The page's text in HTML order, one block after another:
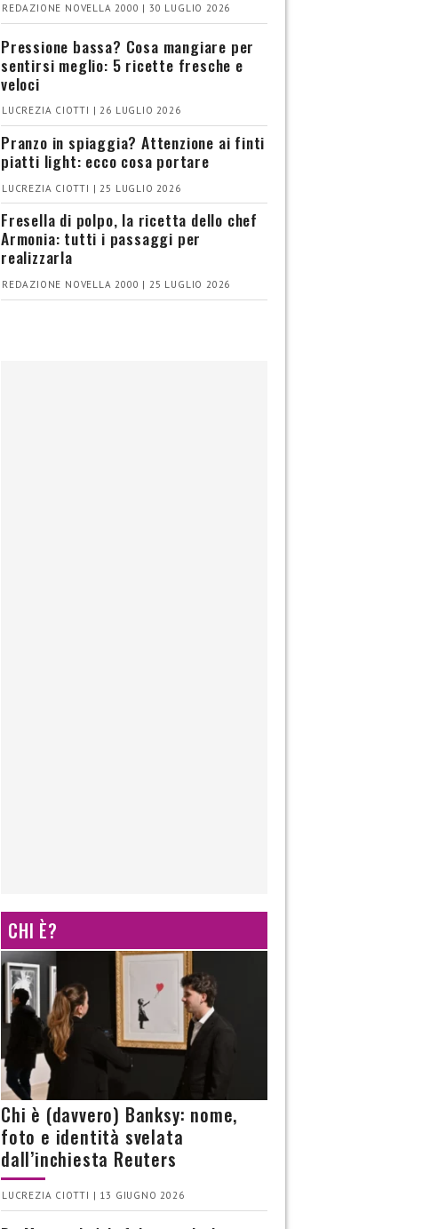
REDAZIONE NOVELLA 2000 | 30 LUGLIO 2026
Pressione bassa? Cosa mangiare per
sentirsi meglio: 5 ricette fresche e
veloci
LUCREZIA CIOTTI | 26 LUGLIO 2026
Pranzo in spiaggia? Attenzione ai finti
piatti light: ecco cosa portare
LUCREZIA CIOTTI | 25 LUGLIO 2026
Fresella di polpo, la ricetta dello chef
Armonia: tutti i passaggi per
realizzarla
REDAZIONE NOVELLA 2000 | 25 LUGLIO 2026
CHI È?
Chi è (davvero) Banksy: nome,
foto e identità svelata
dall’inchiesta Reuters
LUCREZIA CIOTTI | 13 GIUGNO 2026